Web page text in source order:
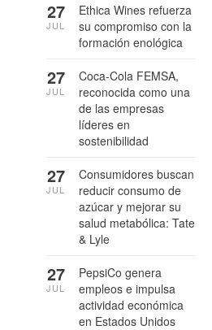
Ethica Wines refuerza
su compromiso con la
formación enológica
27
JUL
Coca-Cola FEMSA,
reconocida como una
de las empresas
líderes en
sostenibilidad
27
JUL
Consumidores buscan
reducir consumo de
azúcar y mejorar su
salud metabólica: Tate
& Lyle
27
JUL
PepsiCo genera
empleos e impulsa
actividad económica
en Estados Unidos
27
JUL